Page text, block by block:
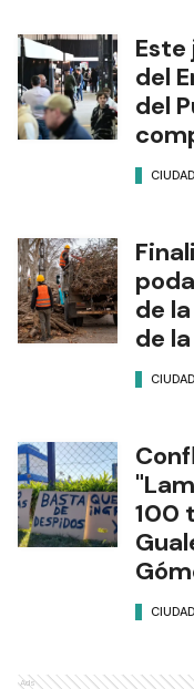
Este
del
del
CIUDAD
de
de
CIUDAD
100
CIUDAD
Ads